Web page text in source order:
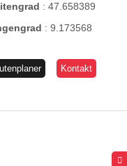
:47.658389
:9.173568
Kontakt